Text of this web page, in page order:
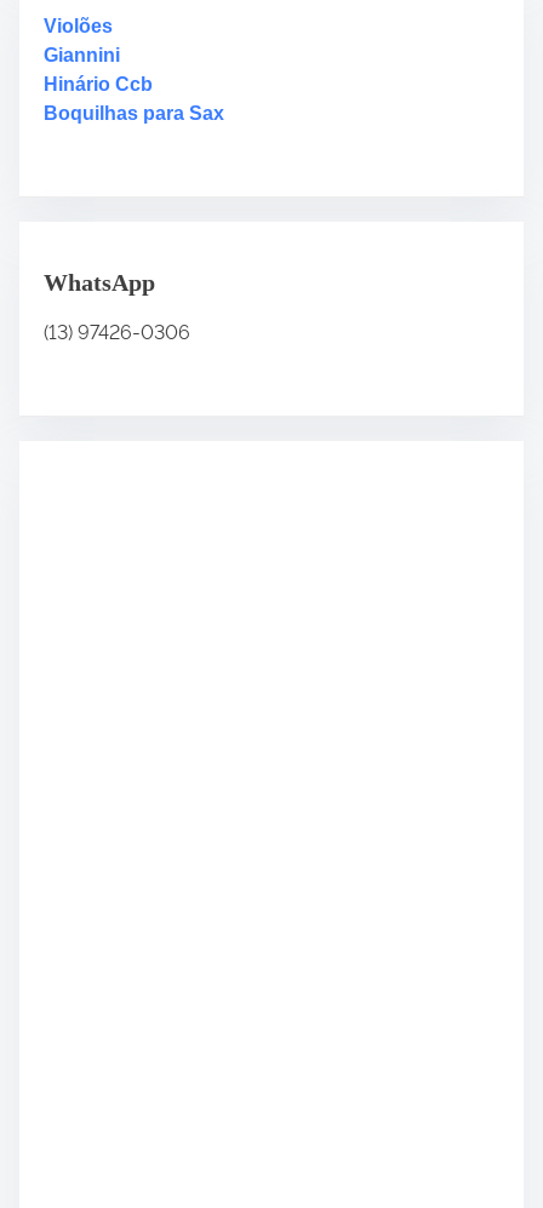
H
e
r
e
Violões
Giannini
Hinário Ccb
Boquilhas para Sax
WhatsApp
(13) 97426-0306